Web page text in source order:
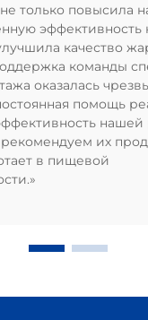
только повысила
эффективность
качество
команды
оказалась
помощь
рекомендуем их
в пищевой